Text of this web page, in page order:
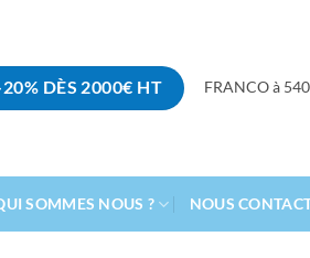
DÈS 2000€ HT FRANCO à
SOMMES NOUS ? NOUS